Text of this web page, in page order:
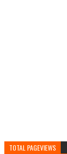
TOTAL PAGEVIEWS